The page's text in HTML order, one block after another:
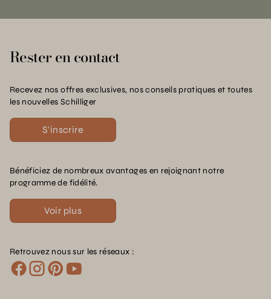
Rester en contact
Recevez nos offres exclusives, nos conseils pratiques et toutes
les nouvelles Schilliger
S'inscrire
Bénéficiez de nombreux avantages en rejoignant notre
programme de fidélité.
Voir plus
Retrouvez nous sur les réseaux :